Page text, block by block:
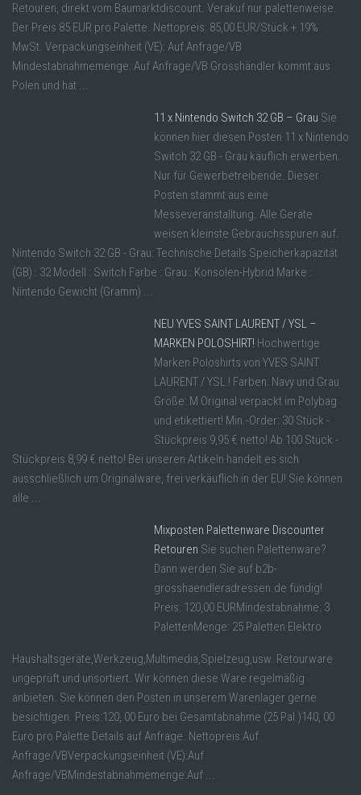
Retouren, direkt vom Baumarktdiscount. Verakuf nur palettenweise.
Der Preis 85 EUR pro Palette. Nettopreis: 85,00 EUR/Stück + 19%
MwSt. Verpackungseinheit (VE): Auf Anfrage/VB
Mindestabnahmemenge: Auf Anfrage/VB Grosshändler kommt aus
Polen und hat ...
11 x Nintendo Switch 32 GB – Grau Sie
können hier diesen Posten 11 x Nintendo
Switch 32 GB - Grau käuflich erwerben.
Nur für Gewerbetreibende. Dieser
Posten stammt aus eine
Messeveranstalltung. Alle Geräte
weisen kleinste Gebrauchsspuren auf.
Nintendo Switch 32 GB - Grau: Technische Details Speicherkapazität
(GB) : 32 Modell : Switch Farbe : Grau : Konsolen-Hybrid Marke :
Nintendo Gewicht (Gramm) ...
NEU YVES SAINT LAURENT / YSL –
MARKEN POLOSHIRT! Hochwertige
Marken Poloshirts von YVES SAINT
LAURENT / YSL ! Farben: Navy und Grau
Größe: M Original verpackt im Polybag
und etikettiert! Min.-Order: 30 Stück -
Stückpreis 9,95 € netto! Ab 100 Stück -
Stückpreis 8,99 € netto! Bei unseren Artikeln handelt es sich
ausschließlich um Originalware, frei verkäuflich in der EU! Sie können
alle ...
Mixposten Palettenware Discounter
Retouren Sie suchen Palettenware?
Dann werden Sie auf b2b-
grosshaendleradressen.de fündig!
Preis: 120,00 EURMindestabnahme: 3
PalettenMenge: 25 Paletten Elektro
Haushaltsgeräte,Werkzeug,Multimedia,Spielzeug,usw. Retourware
ungeprüft und unsortiert. Wir können diese Ware regelmäßig
anbieten. Sie können den Posten in unserem Warenlager gerne
besichtigen. Preis:120, 00 Euro bei Gesamtabnahme (25 Pal.)140, 00
Euro pro Palette Details auf Anfrage. Nettopreis:Auf
Anfrage/VBVerpackungseinheit (VE):Auf
Anfrage/VBMindestabnahmemenge:Auf ...